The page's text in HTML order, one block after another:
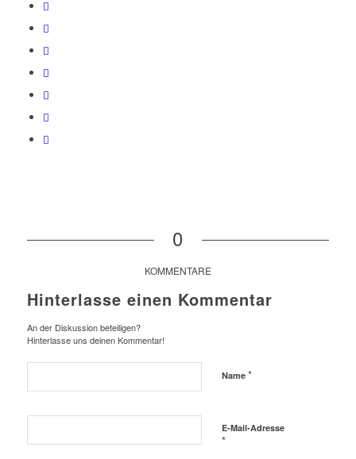
0
KOMMENTARE
Hinterlasse einen Kommentar
An der Diskussion beteiligen?
Hinterlasse uns deinen Kommentar!
Name *
E-Mail-Adresse
*